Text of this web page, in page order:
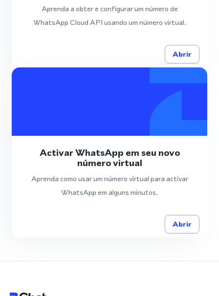
Aprenda a obter e configurar um número de
WhatsApp Cloud API usando um número virtual.
Abrir
Activar WhatsApp em seu novo
número virtual
Aprenda como usar um número virtual para activar
WhatsApp em alguns minutos.
Abrir